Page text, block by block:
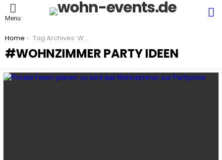
Menu
You are here:
Home Tag Archives: Wohnzimmer Party Ideen
WOHNZIMMER PARTY IDEEN